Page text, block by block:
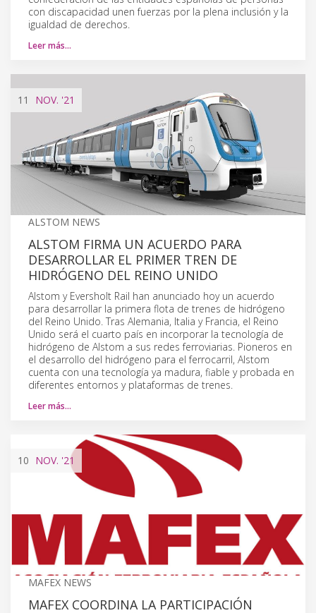
con discapacidad unen fuerzas por la plena inclusión y la
igualdad de derechos.
Leer más…
11 NOV. '21
ALSTOM NEWS
ALSTOM FIRMA UN ACUERDO PARA
DESARROLLAR EL PRIMER TREN DE
HIDRÓGENO DEL REINO UNIDO
Alstom y Eversholt Rail han anunciado hoy un acuerdo
para desarrollar la primera flota de trenes de hidrógeno
del Reino Unido. Tras Alemania, Italia y Francia, el Reino
Unido será el cuarto país en incorporar la tecnología de
hidrógeno de Alstom a sus redes ferroviarias. Pioneros en
el desarrollo del hidrógeno para el ferrocarril, Alstom
cuenta con una tecnología ya madura, fiable y probada en
diferentes entornos y plataformas de trenes.
Leer más…
10 NOV. '21
MAFEX NEWS
MAFEX COORDINA LA PARTICIPACIÓN